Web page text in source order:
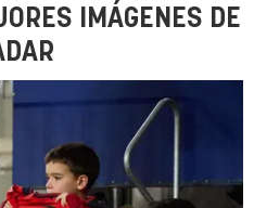
IMÁGENES DE